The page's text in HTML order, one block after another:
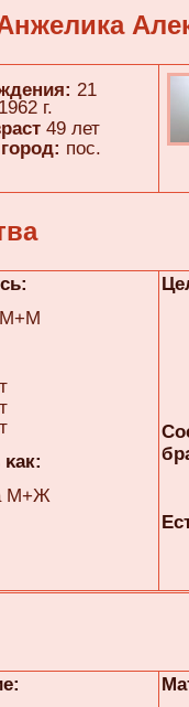
21
г.
49 лет
пос.
М+М
М+Ж